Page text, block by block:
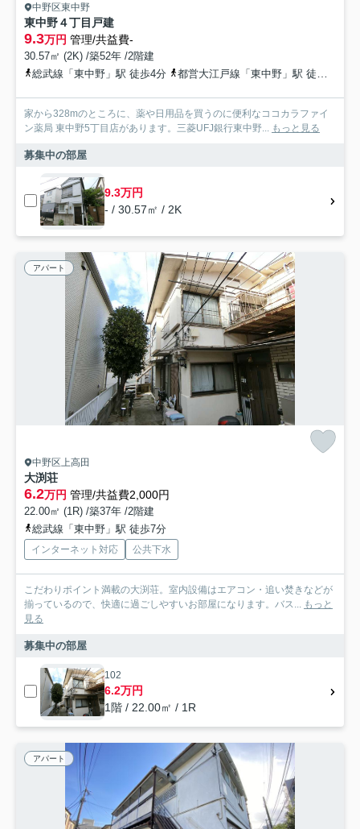
中野区東中野
東中野４丁目戸建
9.3万円 管理/共益費-
30.57㎡ (2K) /築52年 /2階建
総武線「東中野」駅 徒歩4分
都営大江戸線「東中野」駅 徒歩3分
家から328mのところに、薬や日用品を買うのに便利なココカラファイ
ン薬局 東中野5丁目店があります。三菱UFJ銀行東中野...
もっと見る
募集中の部屋
9.3万円
- / 30.57㎡ / 2K
アパート
中野区上高田
大渕荘
6.2万円 管理/共益費2,000円
22.00㎡ (1R) /築37年 /2階建
総武線「東中野」駅 徒歩7分
インターネット対応 公共下水
こだわりポイント満載の大渕荘。室内設備はエアコン・追い焚きなどが
揃っているので、快適に過ごしやすいお部屋になります。バス...
もっと
見る
募集中の部屋
102
6.2万円
1階 / 22.00㎡ / 1R
アパート